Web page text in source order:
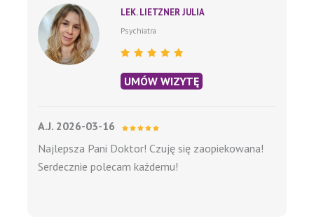
LEK. LIETZNER JULIA
Psychiatra
UMÓW WIZYTĘ
A.J. 2026-03-16
Najlepsza Pani Doktor! Czuję się zaopiekowana!
Serdecznie polecam każdemu!